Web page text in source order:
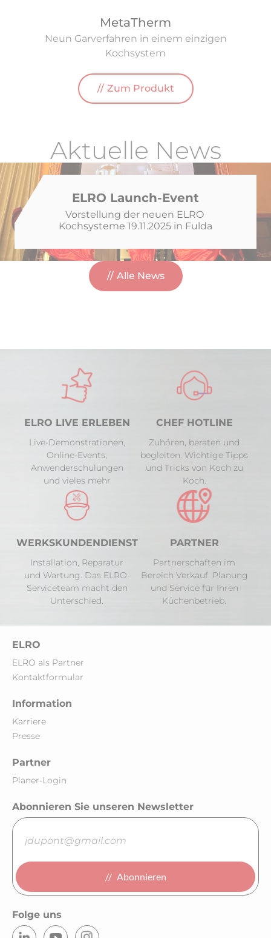
MetaTherm
Neun Garverfahren in einem einzigen
Kochsystem
Zum Produkt
Aktuelle News
ELRO Launch-Event
Vorstellung der neuen ELRO
Kochsysteme 19.11.2025 in Fulda
Alle News
ELRO LIVE ERLEBEN
Live-Demonstrationen,
Online-Events,
Anwenderschulungen
und vieles mehr
CHEF HOTLINE
Zuhören, beraten und
begleiten. Wichtige Tipps
und Tricks von Koch zu
Koch.
WERKSKUNDENDIENST
Installation, Reparatur
und Wartung. Das ELRO-
Serviceteam macht den
Unterschied.
PARTNER
Partnerschaften im
Bereich Verkauf, Planung
und Service für Ihren
Küchenbetrieb.
ELRO
ELRO als Partner
Kontaktformular
Information
Karriere
Presse
Partner
Planer-Login
Abonnieren Sie unseren Newsletter
Abonnieren
Folge uns